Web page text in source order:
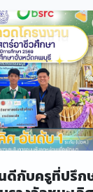
ดีกับครูที่ปรึก